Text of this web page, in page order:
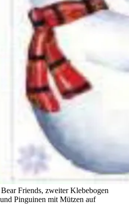
Friends, zweiter Klebebogen
Pinguinen mit Mützen auf